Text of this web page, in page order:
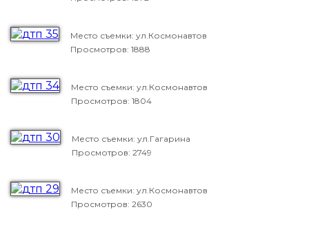
Место съемки: ул.Космонавтов
Просмотров: 1888
Место съемки: ул.Космонавтов
Просмотров: 1804
Место съемки: ул.Гагарина
Просмотров: 2749
Место съемки: ул.Космонавтов
Просмотров: 2630